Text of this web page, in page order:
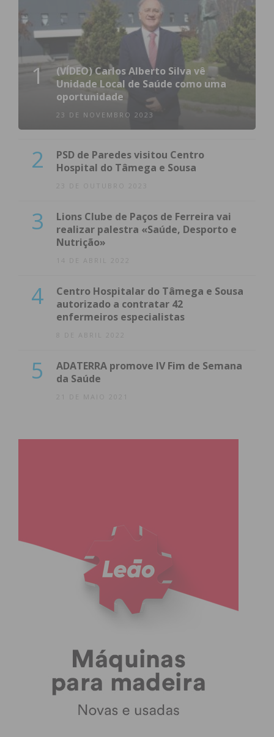
1
(VÍDEO) Carlos Alberto Silva vê
Unidade Local de Saúde como uma
oportunidade
23 DE NOVEMBRO 2023
2
PSD de Paredes visitou Centro
Hospital do Tâmega e Sousa
23 DE OUTUBRO 2023
3
Lions Clube de Paços de Ferreira vai
realizar palestra «Saúde, Desporto e
Nutrição»
14 DE ABRIL 2022
4
Centro Hospitalar do Tâmega e Sousa
autorizado a contratar 42
enfermeiros especialistas
8 DE ABRIL 2022
5
ADATERRA promove IV Fim de Semana
da Saúde
21 DE MAIO 2021